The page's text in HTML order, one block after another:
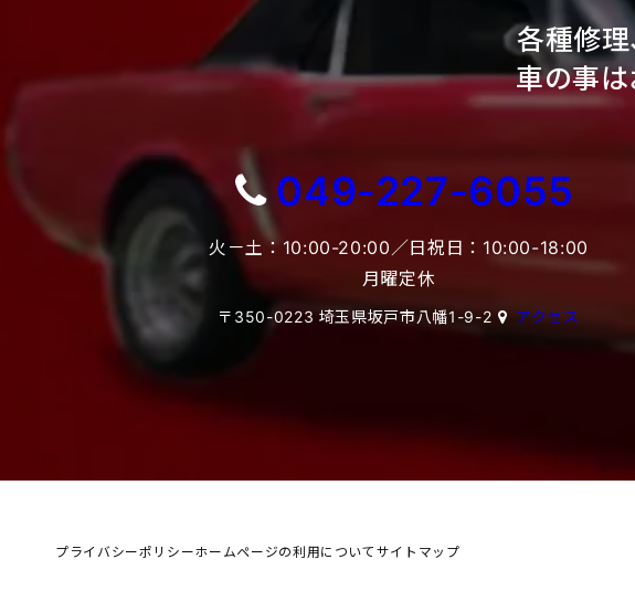
各種修理
車の事
049-227-6055
火－土：10:00-20:00／日祝日：10:00-18:00
月曜定休
〒350-0223 埼玉県坂戸市八幡1-9-2 アクセス
プライバシーポリシーホームページの利用について サイトマップ